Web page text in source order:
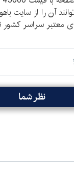
آن را از سایت
معتبر سراسر کشور
نظر شما